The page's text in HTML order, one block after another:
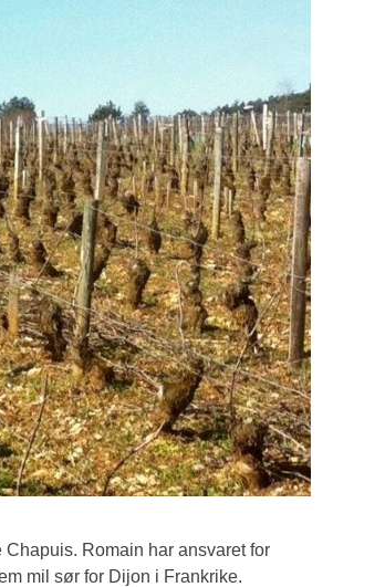
Romain har ansvaret for
mil sør for Dijon i Frankrike.